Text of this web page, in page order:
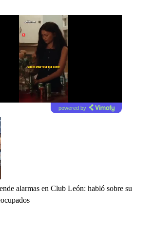
powered by
alarmas en Club León: habló sobre su